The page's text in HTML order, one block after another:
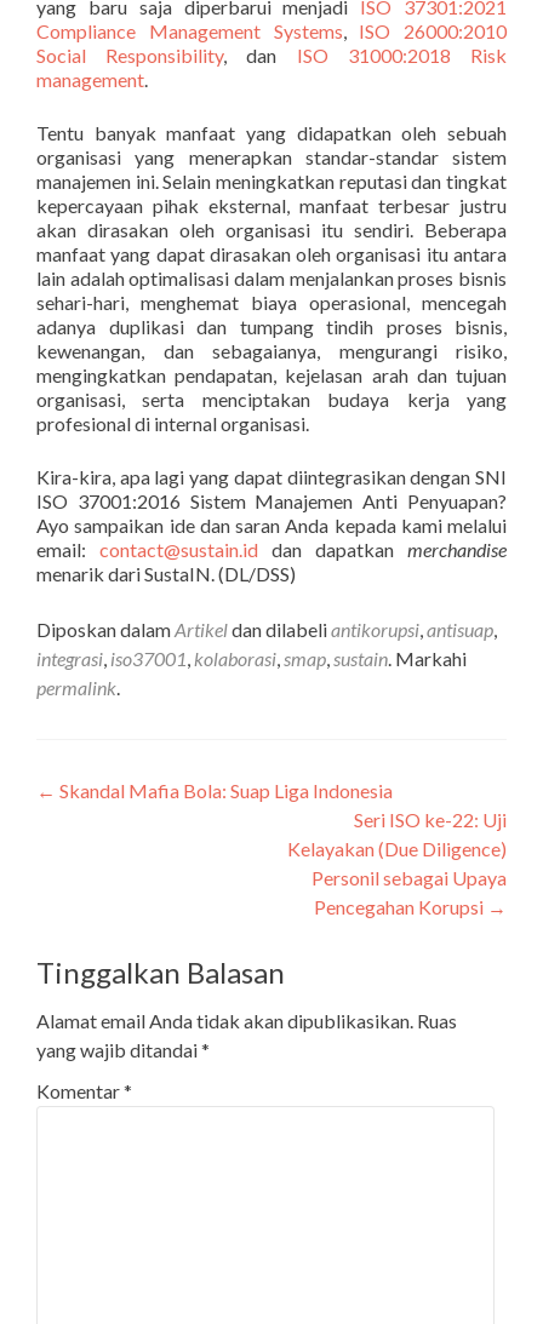
yang baru saja diperbarui menjadi ISO 37301:2021
Compliance Management Systems, ISO 26000:2010
Social Responsibility, dan ISO 31000:2018 Risk
management.
Tentu banyak manfaat yang didapatkan oleh sebuah
organisasi yang menerapkan standar-standar sistem
manajemen ini. Selain meningkatkan reputasi dan tingkat
kepercayaan pihak eksternal, manfaat terbesar justru
akan dirasakan oleh organisasi itu sendiri. Beberapa
manfaat yang dapat dirasakan oleh organisasi itu antara
lain adalah optimalisasi dalam menjalankan proses bisnis
sehari-hari, menghemat biaya operasional, mencegah
adanya duplikasi dan tumpang tindih proses bisnis,
kewenangan, dan sebagaianya, mengurangi risiko,
mengingkatkan pendapatan, kejelasan arah dan tujuan
organisasi, serta menciptakan budaya kerja yang
profesional di internal organisasi.
Kira-kira, apa lagi yang dapat diintegrasikan dengan SNI
ISO 37001:2016 Sistem Manajemen Anti Penyuapan?
Ayo sampaikan ide dan saran Anda kepada kami melalui
email: contact@sustain.id dan dapatkan merchandise
menarik dari SustaIN. (DL/DSS)
Diposkan dalamArtikeldan dilabeliantikorupsi,antisuap,
integrasi, iso37001, kolaborasi,smap,sustain. Markahi
permalink.
Navigasi
← Skandal Mafia Bola: Suap Liga Indonesia
Seri ISO ke-22: Uji
Kelayakan (Due Diligence)
Personil sebagai Upaya
Pencegahan Korupsi →
Tinggalkan Balasan
Alamat email Anda tidak akan dipublikasikan. Ruas
yang wajib ditandai*
Komentar*